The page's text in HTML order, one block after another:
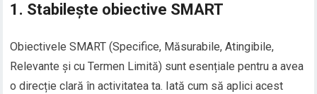
1. Stabilește obiective SMART
Obiectivele SMART (Specifice, Măsurabile, Atingibile,
Relevante și cu Termen Limită) sunt esențiale pentru a avea
o direcție clară în activitatea ta. Iată cum să aplici acest